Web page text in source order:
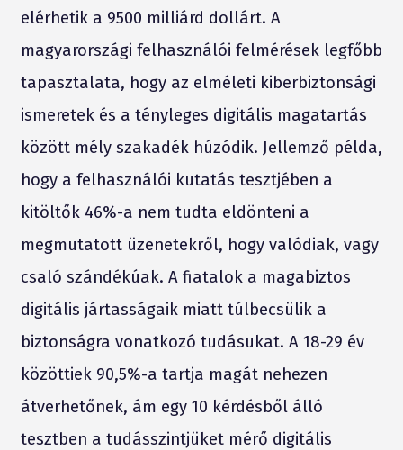
elérhetik a 9500 milliárd dollárt. A
magyarországi felhasználói felmérések legfőbb
tapasztalata, hogy az elméleti kiberbiztonsági
ismeretek és a tényleges digitális magatartás
között mély szakadék húzódik. Jellemző példa,
hogy a felhasználói kutatás tesztjében a
kitöltők 46%-a nem tudta eldönteni a
megmutatott üzenetekről, hogy valódiak, vagy
csaló szándékúak. A fiatalok a magabiztos
digitális jártasságaik miatt túlbecsülik a
biztonságra vonatkozó tudásukat. A 18-29 év
közöttiek 90,5%-a tartja magát nehezen
átverhetőnek, ám egy 10 kérdésből álló
tesztben a tudásszintjüket mérő digitális